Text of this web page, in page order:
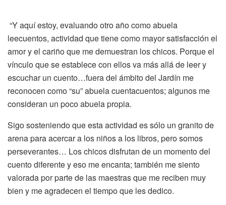
“Y aquí estoy, evaluando otro año como abuela
leecuentos, actividad que tiene como mayor satisfacción el
amor y el cariño que me demuestran los chicos. Porque el
vínculo que se establece con ellos va más allá de leer y
escuchar un cuento…fuera del ámbito del Jardín me
reconocen como “su” abuela cuentacuentos; algunos me
consideran un poco abuela propia.
Sigo sosteniendo que esta actividad es sólo un granito de
arena para acercar a los niños a los libros, pero somos
perseverantes… Los chicos disfrutan de un momento del
cuento diferente y eso me encanta; también me siento
valorada por parte de las maestras que me reciben muy
bien y me agradecen el tiempo que les dedico.